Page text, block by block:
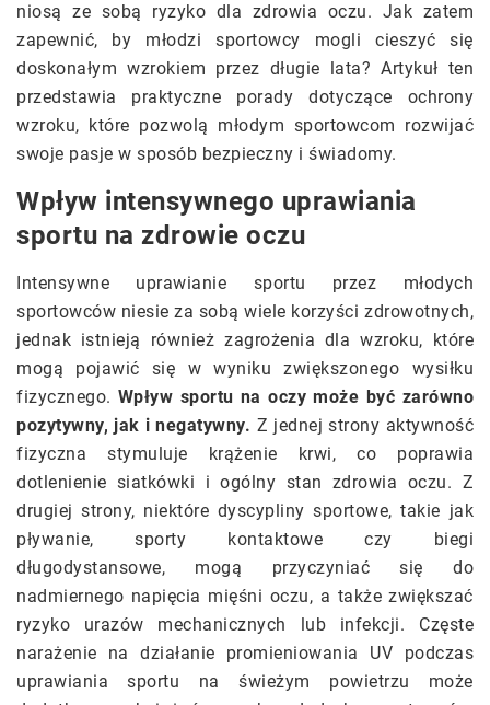
niosą ze sobą ryzyko dla zdrowia oczu. Jak zatem
zapewnić, by młodzi sportowcy mogli cieszyć się
doskonałym wzrokiem przez długie lata? Artykuł ten
przedstawia praktyczne porady dotyczące ochrony
wzroku, które pozwolą młodym sportowcom rozwijać
swoje pasje w sposób bezpieczny i świadomy.
Wpływ intensywnego uprawiania
sportu na zdrowie oczu
Intensywne uprawianie sportu przez młodych
sportowców niesie za sobą wiele korzyści zdrowotnych,
jednak istnieją również zagrożenia dla wzroku, które
mogą pojawić się w wyniku zwiększonego wysiłku
fizycznego. Wpływ sportu na oczy może być zarówno
pozytywny, jak i negatywny. Z jednej strony aktywność
fizyczna stymuluje krążenie krwi, co poprawia
dotlenienie siatkówki i ogólny stan zdrowia oczu. Z
drugiej strony, niektóre dyscypliny sportowe, takie jak
pływanie, sporty kontaktowe czy biegi
długodystansowe, mogą przyczyniać się do
nadmiernego napięcia mięśni oczu, a także zwiększać
ryzyko urazów mechanicznych lub infekcji. Częste
narażenie na działanie promieniowania UV podczas
uprawiania sportu na świeżym powietrzu może